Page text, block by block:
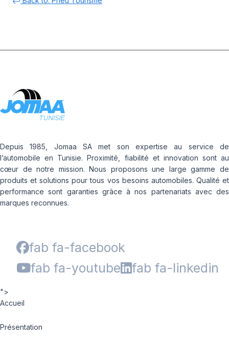
Depuis 1985, Jomaa SA met son expertise au service de
l’automobile en Tunisie. Proximité, fiabilité et innovation sont au
cœur de notre mission. Nous proposons une large gamme de
produits et solutions pour tous vos besoins automobiles. Qualité et
performance sont garanties grâce à nos partenariats avec des
marques reconnues.
fab fa-facebook
fab fa-youtube
fab fa-linkedin
">
Accueil
Présentation